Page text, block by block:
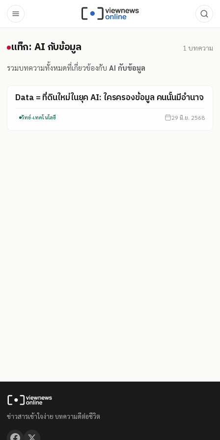
แท็ก: AI กับข้อมูล
แท็ก: AI กับข้อมูล 1 บทความ
รวมบทความทั้งหมดที่เกี่ยวข้องกับ AI กับข้อมูล
Data = ที่ดินใหม่ในยุค AI: ใครครองข้อมูล คนนั้นมีอำนาจ
วิทย์-เทคโนโลยี 29 มิ.ย. 2568
ข่าวสารเข้าใจง่าย บทความดีต่อชีวิต